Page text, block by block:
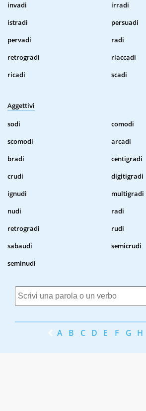
invadi
irradi
istradi
persuadi
pervadi
radi
retrogradi
riaccadi
ricadi
scadi
Aggettivi
sodi
comodi
scomodi
arcadi
bradi
centigradi
crudi
digitigradi
ignudi
multigradi
nudi
radi
retrogradi
rudi
sabaudi
semicrudi
seminudi
A B C D E F G H